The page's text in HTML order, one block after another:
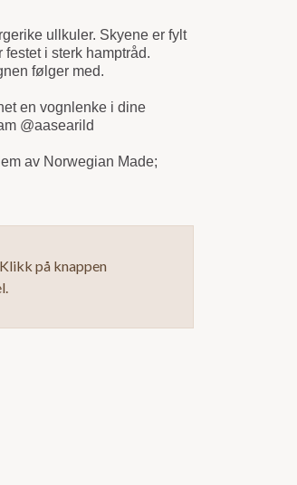
ullkuler. Skyene er fylt
i sterk hamptråd.
følger med.
en vognlenke i dine
@aasearild
av Norwegian Made;
på knappen